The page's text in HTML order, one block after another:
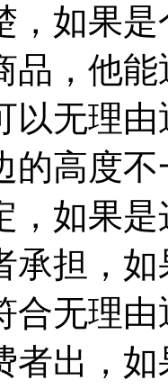
，如果
品，他
以无理
的高度
，如果
承担，
合无理
者出，